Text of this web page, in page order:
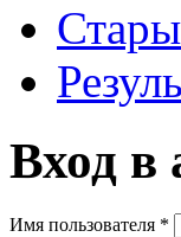
Вход в
Имя пользователя *